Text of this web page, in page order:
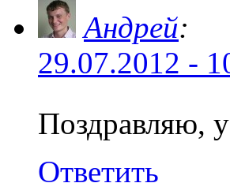
Андрей:
29.07.2012 -
Поздравляю,
Ответить